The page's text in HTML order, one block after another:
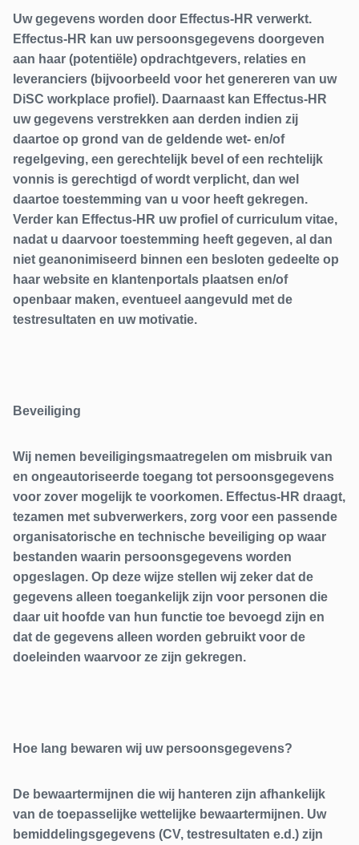
Uw gegevens worden door Effectus-HR verwerkt.
Effectus-HR kan uw persoonsgegevens doorgeven
aan haar (potentiële) opdrachtgevers, relaties en
leveranciers (bijvoorbeeld voor het genereren van uw
DiSC workplace profiel). Daarnaast kan Effectus-HR
uw gegevens verstrekken aan derden indien zij
daartoe op grond van de geldende wet- en/of
regelgeving, een gerechtelijk bevel of een rechtelijk
vonnis is gerechtigd of wordt verplicht, dan wel
daartoe toestemming van u voor heeft gekregen.
Verder kan Effectus-HR uw profiel of curriculum vitae,
nadat u daarvoor toestemming heeft gegeven, al dan
niet geanonimiseerd binnen een besloten gedeelte op
haar website en klantenportals plaatsen en/of
openbaar maken, eventueel aangevuld met de
testresultaten en uw motivatie.
Beveiliging
Wij nemen beveiligingsmaatregelen om misbruik van
en ongeautoriseerde toegang tot persoonsgegevens
voor zover mogelijk te voorkomen. Effectus-HR draagt,
tezamen met subverwerkers, zorg voor een passende
organisatorische en technische beveiliging op waar
bestanden waarin persoonsgegevens worden
opgeslagen. Op deze wijze stellen wij zeker dat de
gegevens alleen toegankelijk zijn voor personen die
daar uit hoofde van hun functie toe bevoegd zijn en
dat de gegevens alleen worden gebruikt voor de
doeleinden waarvoor ze zijn gekregen.
Hoe lang bewaren wij uw persoonsgegevens?
De bewaartermijnen die wij hanteren zijn afhankelijk
van de toepasselijke wettelijke bewaartermijnen. Uw
bemiddelingsgegevens (CV, testresultaten e.d.) zijn